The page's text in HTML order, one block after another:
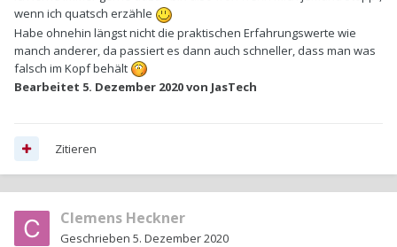
wenn ich quatsch erzähle
Habe ohnehin längst nicht die praktischen Erfahrungswerte wie
manch anderer, da passiert es dann auch schneller, dass man was
falsch im Kopf behält
Bearbeitet 5. Dezember 2020von JasTech
Zitieren
Clemens Heckner
Geschrieben 5. Dezember 2020